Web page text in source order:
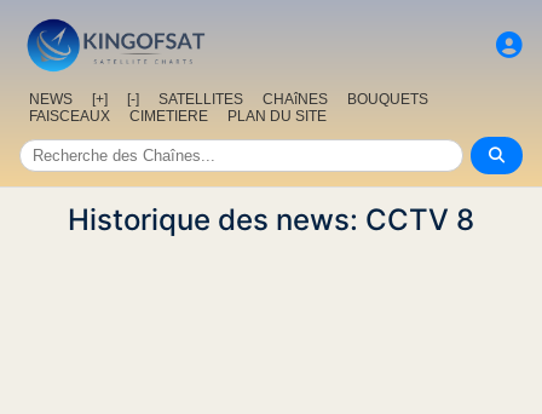
NEWS [+] [-] SATELLITES CHAîNES
BOUQUETS
FAISCEAUX
CIMETIERE PLAN DU SITE
Historique des news: CCTV 8